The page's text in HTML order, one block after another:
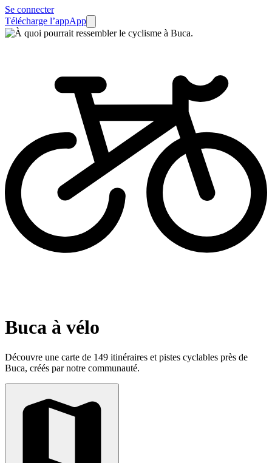
Se connecter
Télécharge l’appApp
Buca à vélo
Découvre une carte de 149 itinéraires et pistes cyclables près de
Buca, créés par notre communauté.